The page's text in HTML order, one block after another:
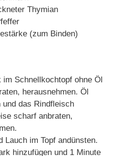
Thymian
(zum Binden)
im Schnellkochtopf ohne Öl
herausnehmen. Öl
und das Rindfleisch
scharf anbraten,
Lauch im Topf andünsten.
hinzufügen und 1 Minute